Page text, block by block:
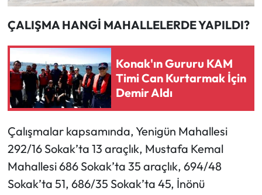
ÇALIŞMA HANGİ MAHALLELERDE YAPILDI?
Konak'ın Gururu KAM
Timi Can Kurtarmak İçin
Demir Aldı
Çalışmalar kapsamında, Yenigün Mahallesi
292/16 Sokak’ta 13 araçlık, Mustafa Kemal
Mahallesi 686 Sokak’ta 35 araçlık, 694/48
Sokak’ta 51, 686/35 Sokak’ta 45, İnönü